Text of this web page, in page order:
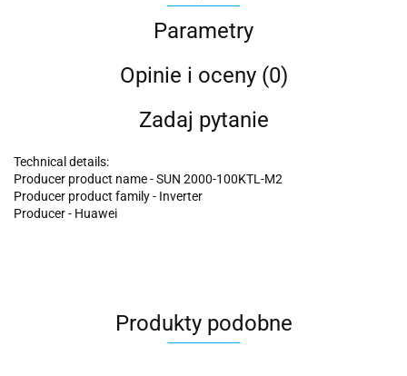
Parametry
Opinie i oceny (0)
Zadaj pytanie
Technical details:
Producer product name - SUN 2000-100KTL-M2
Producer product family - Inverter
Producer - Huawei
Produkty podobne